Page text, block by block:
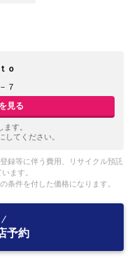
ｏ
７
見る
す。
してください。
録等に伴う費用、リサイクル預託
ます。
条件を付した価格になります。
予約